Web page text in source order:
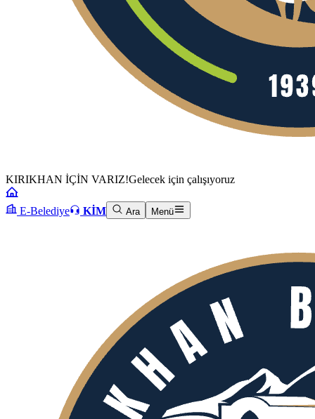
KIRIKHAN İÇİN VARIZ!Gelecek için çalışıyoruz
E-Belediye KİM Ara Menü